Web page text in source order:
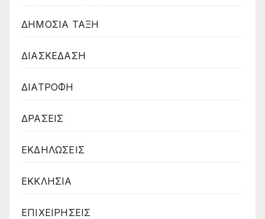
ΔΗΜΟΣΙΑ ΤΑΞΗ
ΔΙΑΣΚΕΔΑΣΗ
ΔΙΑΤΡΟΦΗ
ΔΡΑΣΕΙΣ
ΕΚΔΗΛΩΣΕΙΣ
ΕΚΚΛΗΣΙΑ
ΕΠΙΧΕΙΡΗΣΕΙΣ